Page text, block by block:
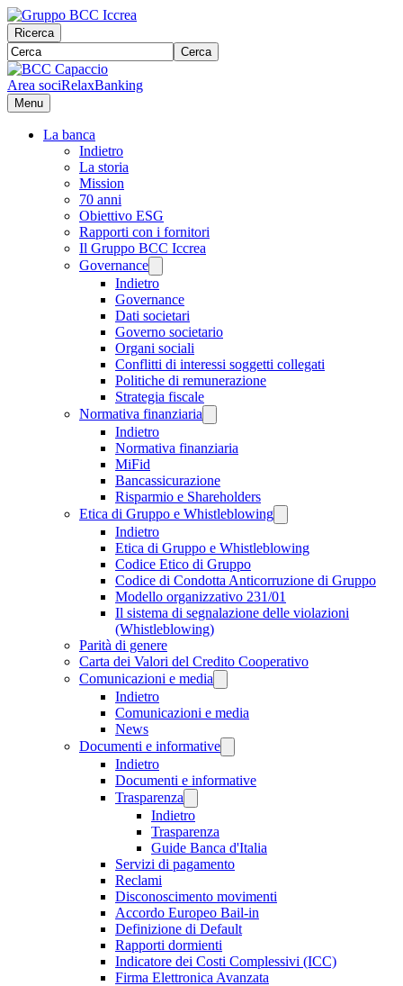
Ricerca
Cerca
Area sociRelaxBanking
Menu
La banca
Indietro
La storia
Mission
70 anni
Obiettivo ESG
Rapporti con i fornitori
Il Gruppo BCC Iccrea
Governance
Indietro
Governance
Dati societari
Governo societario
Organi sociali
Conflitti di interessi soggetti collegati
Politiche di remunerazione
Strategia fiscale
Normativa finanziaria
Indietro
Normativa finanziaria
MiFid
Bancassicurazione
Risparmio e Shareholders
Etica di Gruppo e Whistleblowing
Indietro
Etica di Gruppo e Whistleblowing
Codice Etico di Gruppo
Codice di Condotta Anticorruzione di Gruppo
Modello organizzativo 231/01
Il sistema di segnalazione delle violazioni
(Whistleblowing)
Parità di genere
Carta dei Valori del Credito Cooperativo
Comunicazioni e media
Indietro
Comunicazioni e media
News
Documenti e informative
Indietro
Documenti e informative
Trasparenza
Indietro
Trasparenza
Guide Banca d'Italia
Servizi di pagamento
Reclami
Disconoscimento movimenti
Accordo Europeo Bail-in
Definizione di Default
Rapporti dormienti
Indicatore dei Costi Complessivi (ICC)
Firma Elettronica Avanzata